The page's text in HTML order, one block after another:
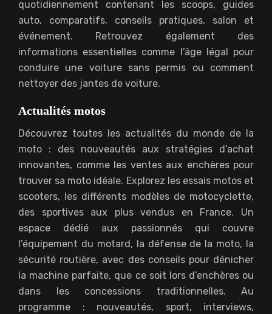
quotidiennement contenant les scoops, guides
auto, comparatifs, conseils pratiques, salon et
événement. Retrouvez également des
informations essentielles comme l’âge légal pour
conduire une voiture sans permis ou comment
nettoyer des jantes de voiture.
Actualités motos
Découvrez toutes les actualités du monde de la
moto : des nouveautés aux stratégies d’achat
innovantes, comme les ventes aux enchères pour
trouver sa moto idéale. Explorez les essais motos et
scooters, les différents modèles de motocyclette,
des sportives aux plus vendus en France. Un
espace dédié aux passionnés qui couvre
l’équipement du motard, la défense de la moto, la
sécurité routière, avec des conseils pour dénicher
la machine parfaite, que ce soit lors d’enchères ou
dans les concessions traditionnelles. Au
programme : nouveautés, sport, interviews,